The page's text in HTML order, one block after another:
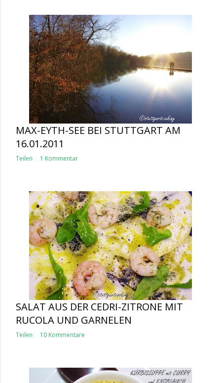
MAX-EYTH-SEE BEI STUTTGART AM
16.01.2011
Teilen 1 Kommentar
SALAT AUS DER CEDRI-ZITRONE MIT
RUCOLA UND GARNELEN
Teilen 10 Kommentare